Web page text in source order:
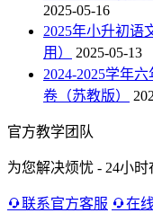
2025-05-16
2025年小升初语
用）
2025-05-13
2024-2025学年
卷（苏教版）
官方教学团队
为您解决烦忧 - 24小
联系官方客服
在